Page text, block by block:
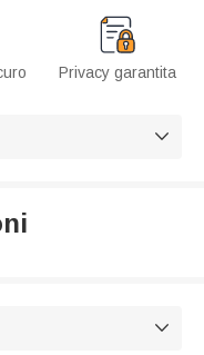
Privacy garantita

